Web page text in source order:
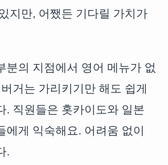
지만, 어쨌든 기다릴 가치가
분의 지점에서 영어 메뉴가 없
거는 가리키기만 해도 쉽게
. 직원들은 홋카이도와 일본
에게 익숙해요. 어려움 없이
.